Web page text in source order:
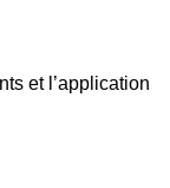
et l’application